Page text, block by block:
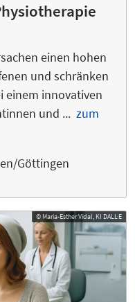
einen hohen
und schränken
einem innovativen
und ... zum
Göttingen
© Maria-Esther Vidal, KI DALL·E